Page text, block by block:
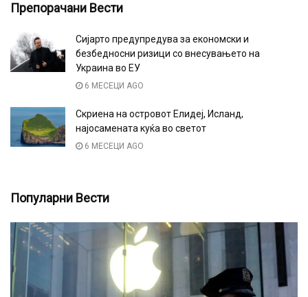
Препорачани Вести
Сијарто предупредува за економски и
безбедносни ризици со внесувањето на
Украина во ЕУ
6 МЕСЕЦИ AGO
Скриена на островот Елидеј, Исланд,
најосамената куќа во светот
6 МЕСЕЦИ AGO
Популарни Вести